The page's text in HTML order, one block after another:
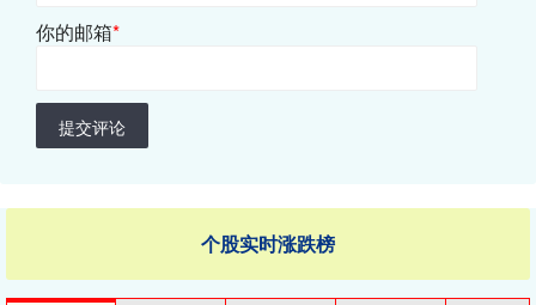
你的邮箱*
提交评论
个股实时涨跌榜